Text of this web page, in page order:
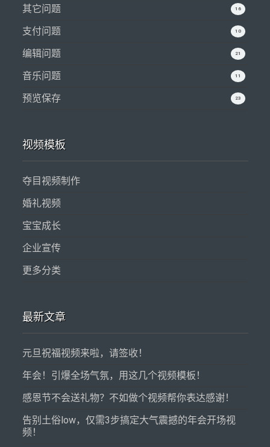
16
其它问题
10
支付问题
21
编辑问题
11
音乐问题
23
预览保存
视频模板
夺目视频制作
婚礼视频
宝宝成长
企业宣传
更多分类
最新文章
元旦祝福视频来啦，请签收！
年会！引爆全场气氛，用这几个视频模板！
感恩节不会送礼物？不如做个视频帮你表达感谢！
告别土俗low，仅需3步搞定大气震撼的年会开场视
频！